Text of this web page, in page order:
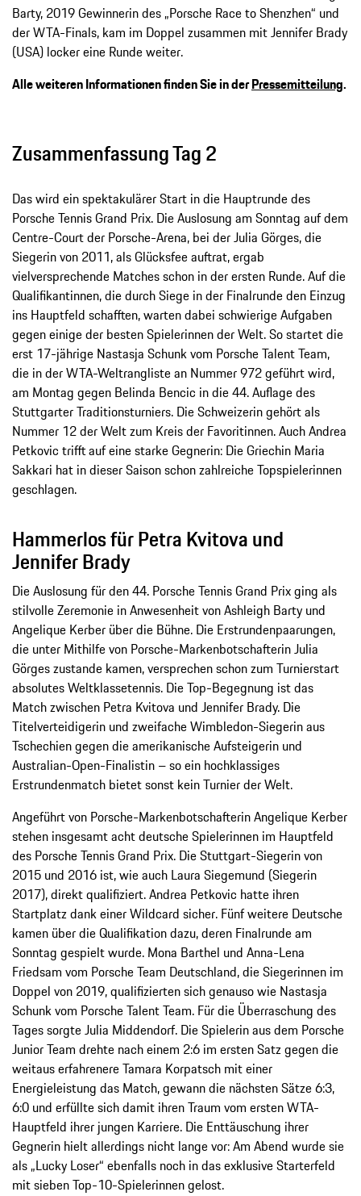
Barty, 2019 Gewinnerin des „Porsche Race to Shenzhen“ und
der WTA-Finals, kam im Doppel zusammen mit Jennifer Brady
(USA) locker eine Runde weiter.
Alle weiteren Informationen finden Sie in derPressemitteilung.
Zusammenfassung Tag 2
Das wird ein spektakulärer Start in die Hauptrunde des
Porsche Tennis Grand Prix. Die Auslosung am Sonntag auf dem
Centre-Court der Porsche-Arena, bei der Julia Görges, die
Siegerin von 2011, als Glücksfee auftrat, ergab
vielversprechende Matches schon in der ersten Runde. Auf die
Qualifikantinnen, die durch Siege in der Finalrunde den Einzug
ins Hauptfeld schafften, warten dabei schwierige Aufgaben
gegen einige der besten Spielerinnen der Welt. So startet die
erst 17-jährige Nastasja Schunk vom Porsche Talent Team,
die in der WTA-Weltrangliste an Nummer 972 geführt wird,
am Montag gegen Belinda Bencic in die 44. Auflage des
Stuttgarter Traditionsturniers. Die Schweizerin gehört als
Nummer 12 der Welt zum Kreis der Favoritinnen. Auch Andrea
Petkovic trifft auf eine starke Gegnerin: Die Griechin Maria
Sakkari hat in dieser Saison schon zahlreiche Topspielerinnen
geschlagen.
Hammerlos für Petra Kvitova und
Jennifer Brady
Die Auslosung für den 44. Porsche Tennis Grand Prix ging als
stilvolle Zeremonie in Anwesenheit von Ashleigh Barty und
Angelique Kerber über die Bühne. Die Erstrundenpaarungen,
die unter Mithilfe von Porsche-Markenbotschafterin Julia
Görges zustande kamen, versprechen schon zum Turnierstart
absolutes Weltklassetennis. Die Top-Begegnung ist das
Match zwischen Petra Kvitova und Jennifer Brady. Die
Titelverteidigerin und zweifache Wimbledon-Siegerin aus
Tschechien gegen die amerikanische Aufsteigerin und
Australian-Open-Finalistin – so ein hochklassiges
Erstrundenmatch bietet sonst kein Turnier der Welt.
Angeführt von Porsche-Markenbotschafterin Angelique Kerber
stehen insgesamt acht deutsche Spielerinnen im Hauptfeld
des Porsche Tennis Grand Prix. Die Stuttgart-Siegerin von
2015 und 2016 ist, wie auch Laura Siegemund (Siegerin
2017), direkt qualifiziert. Andrea Petkovic hatte ihren
Startplatz dank einer Wildcard sicher. Fünf weitere Deutsche
kamen über die Qualifikation dazu, deren Finalrunde am
Sonntag gespielt wurde. Mona Barthel und Anna-Lena
Friedsam vom Porsche Team Deutschland, die Siegerinnen im
Doppel von 2019, qualifizierten sich genauso wie Nastasja
Schunk vom Porsche Talent Team. Für die Überraschung des
Tages sorgte Julia Middendorf. Die Spielerin aus dem Porsche
Junior Team drehte nach einem 2:6 im ersten Satz gegen die
weitaus erfahrenere Tamara Korpatsch mit einer
Energieleistung das Match, gewann die nächsten Sätze 6:3,
6:0 und erfüllte sich damit ihren Traum vom ersten WTA-
Hauptfeld ihrer jungen Karriere. Die Enttäuschung ihrer
Gegnerin hielt allerdings nicht lange vor: Am Abend wurde sie
als „Lucky Loser“ ebenfalls noch in das exklusive Starterfeld
mit sieben Top-10-Spielerinnen gelost.